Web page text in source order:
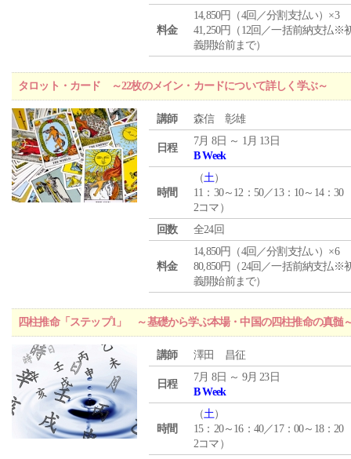
料金
14,850円（4回／分割支払い）×3
41,250円（12回／一括前納支払※
義開始前まで）
タロット・カード ～22枚のメイン・カードについて詳しく学ぶ～
講師 森信 彰雄
日程
7月 8日 ～ 1月 13日
B Week
時間
（土）
11：30～12：50／13：10～14：30
2コマ）
回数
全24回
料金
14,850円（4回／分割支払い）×6
80,850円（24回／一括前納支払※
義開始前まで）
四柱推命「ステップ1」 ～基礎から学ぶ本場・中国の四柱推命の真髄
講師 澤田 昌征
日程
7月 8日 ～ 9月 23日
B Week
時間
（土）
15：20～16：40／17：00～18：20
2コマ）